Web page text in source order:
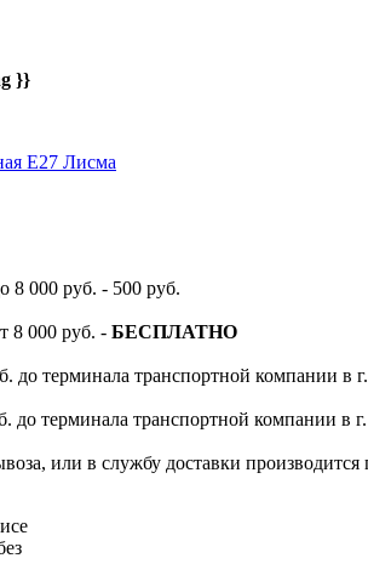
}}
E27 Лисма
8 000 руб. - 500 руб.
8 000 руб. - БЕСПЛАТНО
до терминала транспортной компании в
до терминала транспортной компании в
или в службу доставки производится